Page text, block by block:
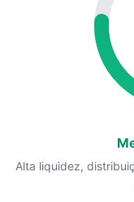
Alta liquidez,